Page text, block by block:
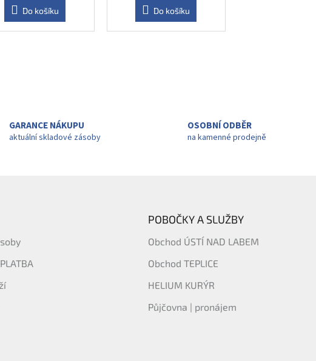
Do košíku Do košíku
c
ý
i
GARANCE NÁKUPU
aktuální skladové zásoby
OSOBNÍ ODBĚR
na kamenné prodejně
POBOČKY A SLUŽBY
Obchod ÚSTÍ NAD LABEM
Obchod TEPLICE
HELIUM KURÝR
Půjčovna | pronájem